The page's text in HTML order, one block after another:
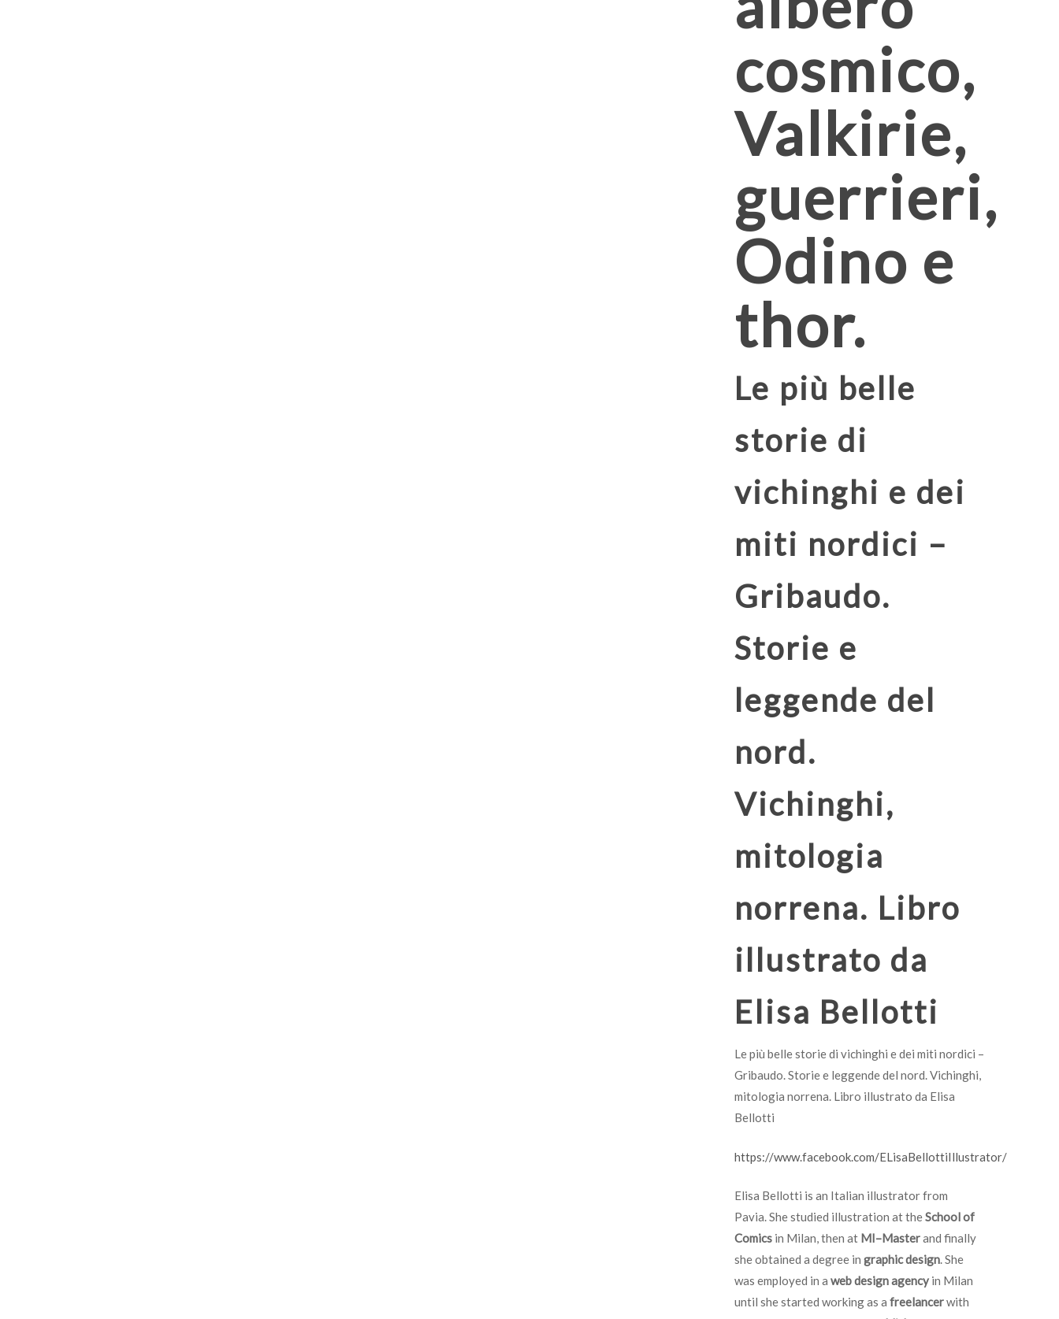
cosmico,
Valkirie,
guerrieri,
Odino e
thor.
Le più belle
storie di
vichinghi e dei
miti nordici –
Gribaudo.
Storie e
leggende del
nord.
Vichinghi,
mitologia
norrena. Libro
illustrato da
Elisa Bellotti
Le più belle storie di vichinghi e dei miti nordici –
Gribaudo. Storie e leggende del nord. Vichinghi,
mitologia norrena. Libro illustrato da Elisa
Bellotti
https://www.facebook.com/ELisaBellottiIllustrator/
Elisa Bellotti is an Italian illustrator from
Pavia.She studied illustration at theSchool of
Comicsin Milan, then at MI–Masterand finally
she obtained a degree in graphic design.She
was employed in a web design agencyin Milan
until she started working as a freelancerwith